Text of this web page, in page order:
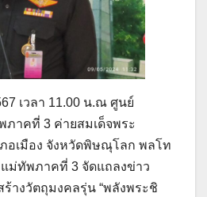
เวลา 11.00 น.ณ ศูนย์
าคที่ 3 ค่ายสมเด็จพระ
ภอเมือง จังหวัดพิษณุโลก พลโท
ม่ทัพภาคที่ 3 จัดแถลงข่าว
างวัตถุมงคลรุ่น “พลังพระชิ